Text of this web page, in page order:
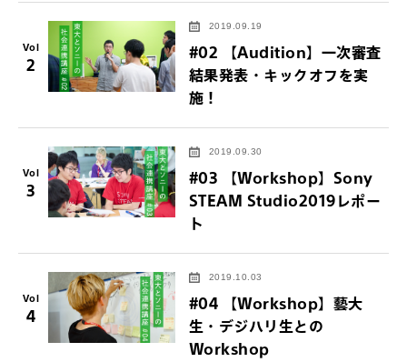
Vol
2
2019.09.19
#02 【Audition】一次審査
結果発表・キックオフを実
施！
Vol
3
2019.09.30
#03 【Workshop】Sony
STEAM Studio2019レポー
ト
Vol
4
2019.10.03
#04 【Workshop】藝大
生・デジハリ生との
Workshop